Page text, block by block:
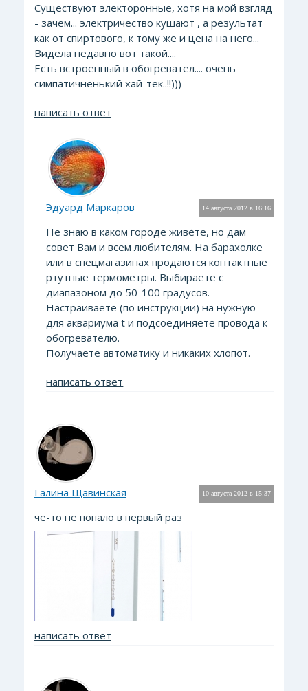
Существуют электоронные, хотя на мой взгляд
- зачем... электричество кушают , а результат
как от спиртового, к тому же и цена на него...
Видела недавно вот такой....
Есть встроенный в обогревател.... очень
симпатичненький хай-тек..!!)))
написать ответ
14 августа 2012 в 16:16
Эдуард Маркаров
Не знаю в каком городе живёте, но дам
совет Вам и всем любителям. На барахолке
или в спецмагазинах продаются контактные
ртутные термометры. Выбираете с
диапазоном до 50-100 градусов.
Настраиваете (по инструкции) на нужную
для аквариума t и подсоединяете провода к
обогревателю.
Получаете автоматику и никаких хлопот.
написать ответ
10 августа 2012 в 15:37
Галина Щавинская
че-то не попало в первый раз
написать ответ